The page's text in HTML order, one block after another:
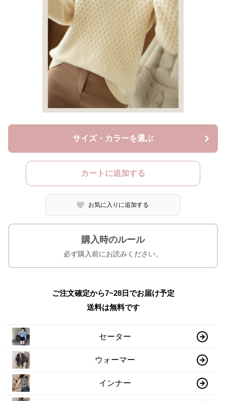
サイズ・カラーを選ぶ
カートに追加する
お気に入りに追加する
購入時のルール
必ず購入前にお読みください。
ご注文確定から7~28日でお届け予定
送料は無料です
セーター
ウォーマー
インナー